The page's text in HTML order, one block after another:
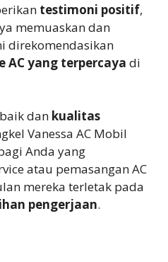
testimoni positif,
memuaskan dan
direkomendasikan
AC yang terpercaya di
dan kualitas
Vanessa AC Mobil
Anda yang
atau pemasangan AC
mereka terletak pada
pengerjaan.